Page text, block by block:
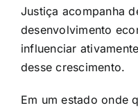
Justiça acompanha
desenvolvimento
influenciar
desse crescimento.
Em um estado onde